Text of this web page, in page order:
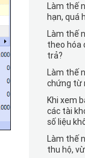
Làm thế
hạn, quá
Làm thế
theo hóa
trả?
Làm thế
chứng từ
Khi xem
các tài
số liệu
Làm thế
thu hộ,